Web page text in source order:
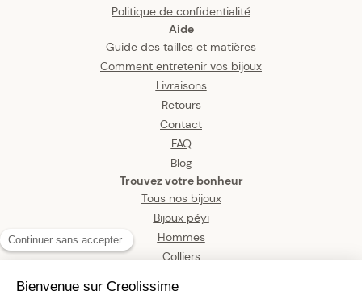
Politique de confidentialité
Aide
Guide des tailles et matières
Comment entretenir vos bijoux
Livraisons
Retours
Contact
FAQ
Blog
Trouvez votre bonheur
Tous nos bijoux
Bijoux péyi
Hommes
Colliers
Bracelets